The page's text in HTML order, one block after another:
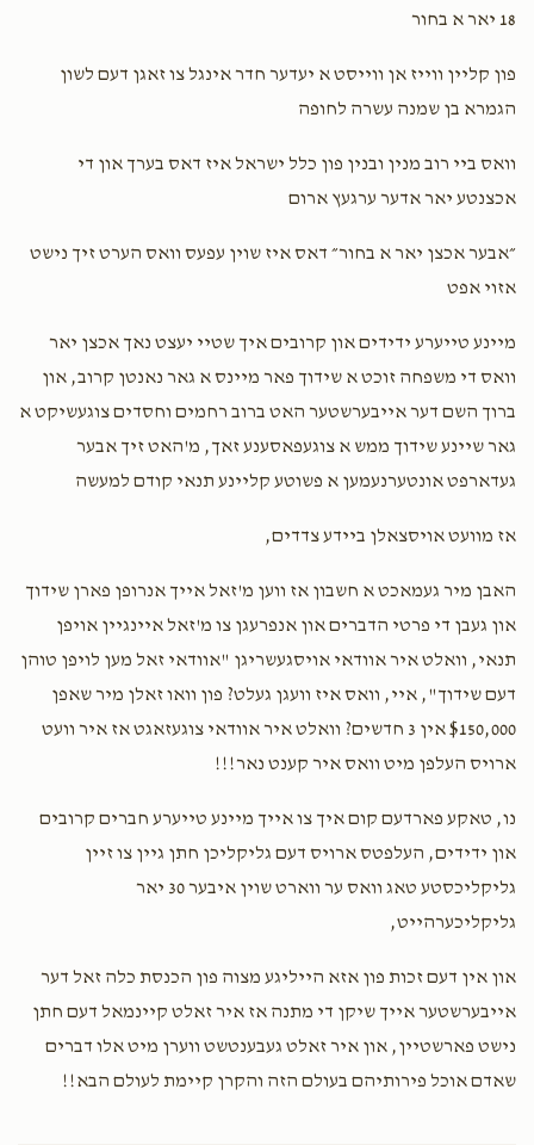
1 year ago $100.00
1 year ago $36.00
Levy BrailofskyMordechai and Gittel Weinstock
$10.00
18 יאר א בחור
פון קליין ווייז אן ווייסט א יעדער חדר אינגל צו זאגן דעם לשון
הגמרא בן שמנה עשרה לחופה
וואס ביי רוב מנין ובנין פון כלל ישראל איז דאס בערך און די
אכצנטע יאר אדער ערגעץ ארום
״אבער אכצן יאר א בחור״ דאס איז שוין עפעס וואס הערט זיך נישט
אזוי אפט
מיינע טייערע ידידים און קרובים איך שטיי יעצט נאך אכצן יאר
וואס די משפחה זוכט א שידוך פאר מיינס א גאר נאנטן קרוב, און
ברוך השם דער אייבערשטער האט ברוב רחמים וחסדים צוגעשיקט א
גאר שיינע שידוך ממש א צוגעפאסענע זאך, מ'האט זיך אבער
געדארפט אונטערנעמען א פשוטע קליינע תנאי קודם למעשה
אז מוועט אויסצאלן ביידע צדדים,
האבן מיר געמאכט א חשבון אז ווען מ'זאל אייך אנרופן פארן שידוך
און געבן די פרטי הדברים און אנפרעגן צו מ'זאל איינגיין אויפן
תנאי, וואלט איר אוודאי אויסגעשריגן "אוודאי זאל מען לויפן טוהן
דעם שידוך", איי, וואס איז וועגן געלט? פון וואו זאלן מיר שאפן
$150,000 אין 3 חדשים? וואלט איר אוודאי צוגעזאגט אז איר וועט
ארויס העלפן מיט וואס איר קענט נאר!!!
נו, טאקע פארדעם קום איך צו אייך מיינע טייערע חברים קרובים
און ידידים, העלפטס ארויס דעם גליקליכן חתן גיין צו זיין
גליקליכסטע טאג וואס ער ווארט שוין איבער 30 יאר
גליקליכערהייט,
און אין דעם זכות פון אזא הייליגע מצוה פון הכנסת כלה זאל דער
אייבערשטער אייך שיקן די מתנה אז איר זאלט קיינמאל דעם חתן
נישט פארשטיין, און איר זאלט געבענטשט ווערן מיט אלו דברים
שאדם אוכל פירותיהם בעולם הזה והקרן קיימת לעולם הבא!!